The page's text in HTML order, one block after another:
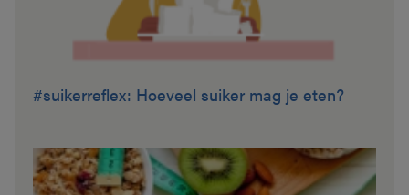
#suikerreflex: Hoeveel suiker mag je eten?